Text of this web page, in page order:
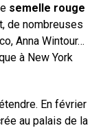
semelle rouge
de nombreuses
Anna Wintour…
à New York
En février
au palais de la